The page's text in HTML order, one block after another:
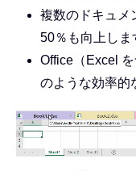
複数のドキュメ
50％も向上しま
Office（Excel
のような効率的